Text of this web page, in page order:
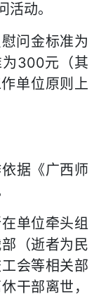
动。
问金标准为
300元（其
单位原则上
据《广西师
单位牵头组
（逝者为民
会等相关部
干部离世，